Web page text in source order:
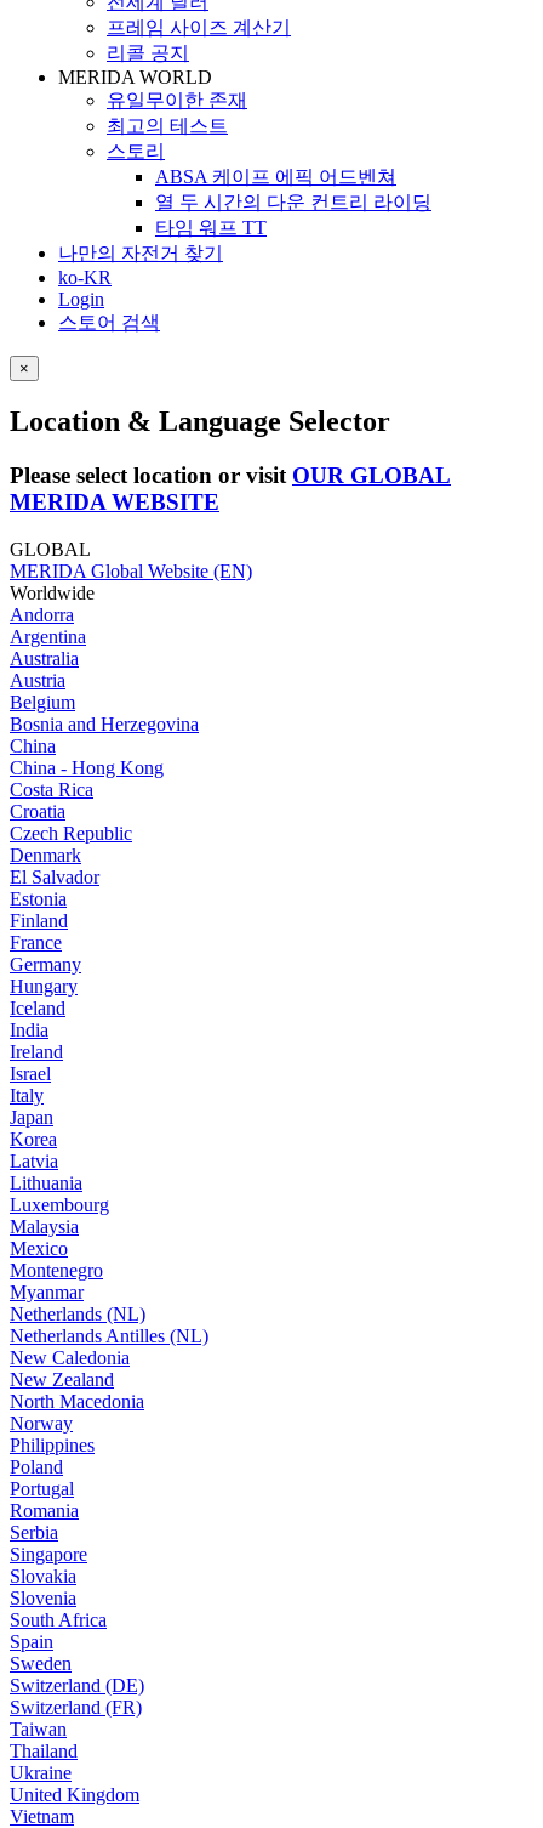
프레임 사이즈 계산기
리콜 공지
MERIDA WORLD
유일무이한 존재
최고의 테스트
스토리
ABSA 케이프 에픽 어드벤쳐
열 두 시간의 다운 컨트리 라이딩
타임 워프 TT
나만의 자전거 찾기
ko-KR
Login
스토어 검색
×
Location & Language Selector
Please select location or visit OUR GLOBAL
MERIDA WEBSITE
GLOBAL
MERIDA Global Website (EN)
Worldwide
Andorra
Argentina
Australia
Austria
Belgium
Bosnia and Herzegovina
China
China - Hong Kong
Costa Rica
Croatia
Czech Republic
Denmark
El Salvador
Estonia
Finland
France
Germany
Hungary
Iceland
India
Ireland
Israel
Italy
Japan
Korea
Latvia
Lithuania
Luxembourg
Malaysia
Mexico
Montenegro
Myanmar
Netherlands (NL)
Netherlands Antilles (NL)
New Caledonia
New Zealand
North Macedonia
Norway
Philippines
Poland
Portugal
Romania
Serbia
Singapore
Slovakia
Slovenia
South Africa
Spain
Sweden
Switzerland (DE)
Switzerland (FR)
Taiwan
Thailand
Ukraine
United Kingdom
Vietnam